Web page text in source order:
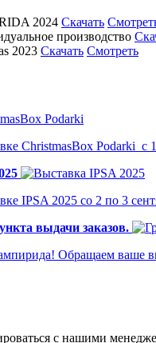
Скачать
Скачать Смотреть
ChristmasBox Podarki с
IPSA 2025 со 2 по 3
выдачи заказов.
Обращаем
с нашими